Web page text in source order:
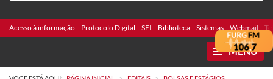
Acesso à informação Protocolo Digital SEI Biblioteca Sistemas Webmail
MENU